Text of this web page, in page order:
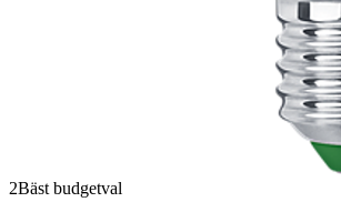
2Bäst budgetval